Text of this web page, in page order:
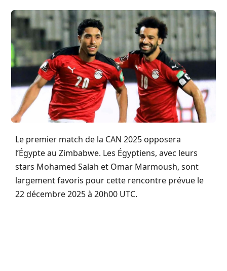
Le premier match de la CAN 2025 opposera
l’Égypte au Zimbabwe. Les Égyptiens, avec leurs
stars Mohamed Salah et Omar Marmoush, sont
largement favoris pour cette rencontre prévue le
22 décembre 2025 à 20h00 UTC.